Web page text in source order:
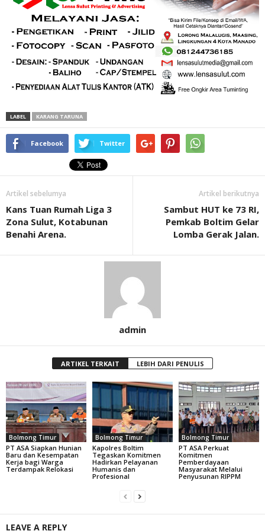
LABEL KARANG TARUNA
Facebook Twitter
Artikel sebelumya
Kans Tuan Rumah Liga 3
Zona Sulut, Kotabunan
Benahi Arena.
Artikel berikutnya
Sambut HUT ke 73 RI,
Pemkab Boltim Gelar
Lomba Gerak Jalan.
admin
ARTIKEL TERKAIT LEBIH DARI PENULIS
Bolmong Timur
PT ASA Siapkan Hunian
Baru dan Kesempatan
Kerja bagi Warga
Terdampak Relokasi
Bolmong Timur
Kapolres Boltim
Tegaskan Komitmen
Hadirkan Pelayanan
Humanis dan
Profesional
Bolmong Timur
PT ASA Perkuat
Komitmen
Pemberdayaan
Masyarakat Melalui
Penyusunan RIPPM
LEAVE A REPLY